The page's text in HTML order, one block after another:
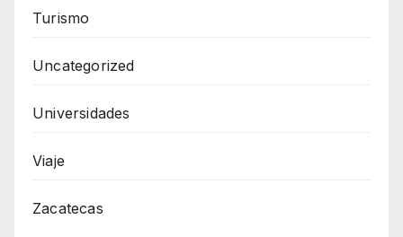
Turismo
Uncategorized
Universidades
Viaje
Zacatecas